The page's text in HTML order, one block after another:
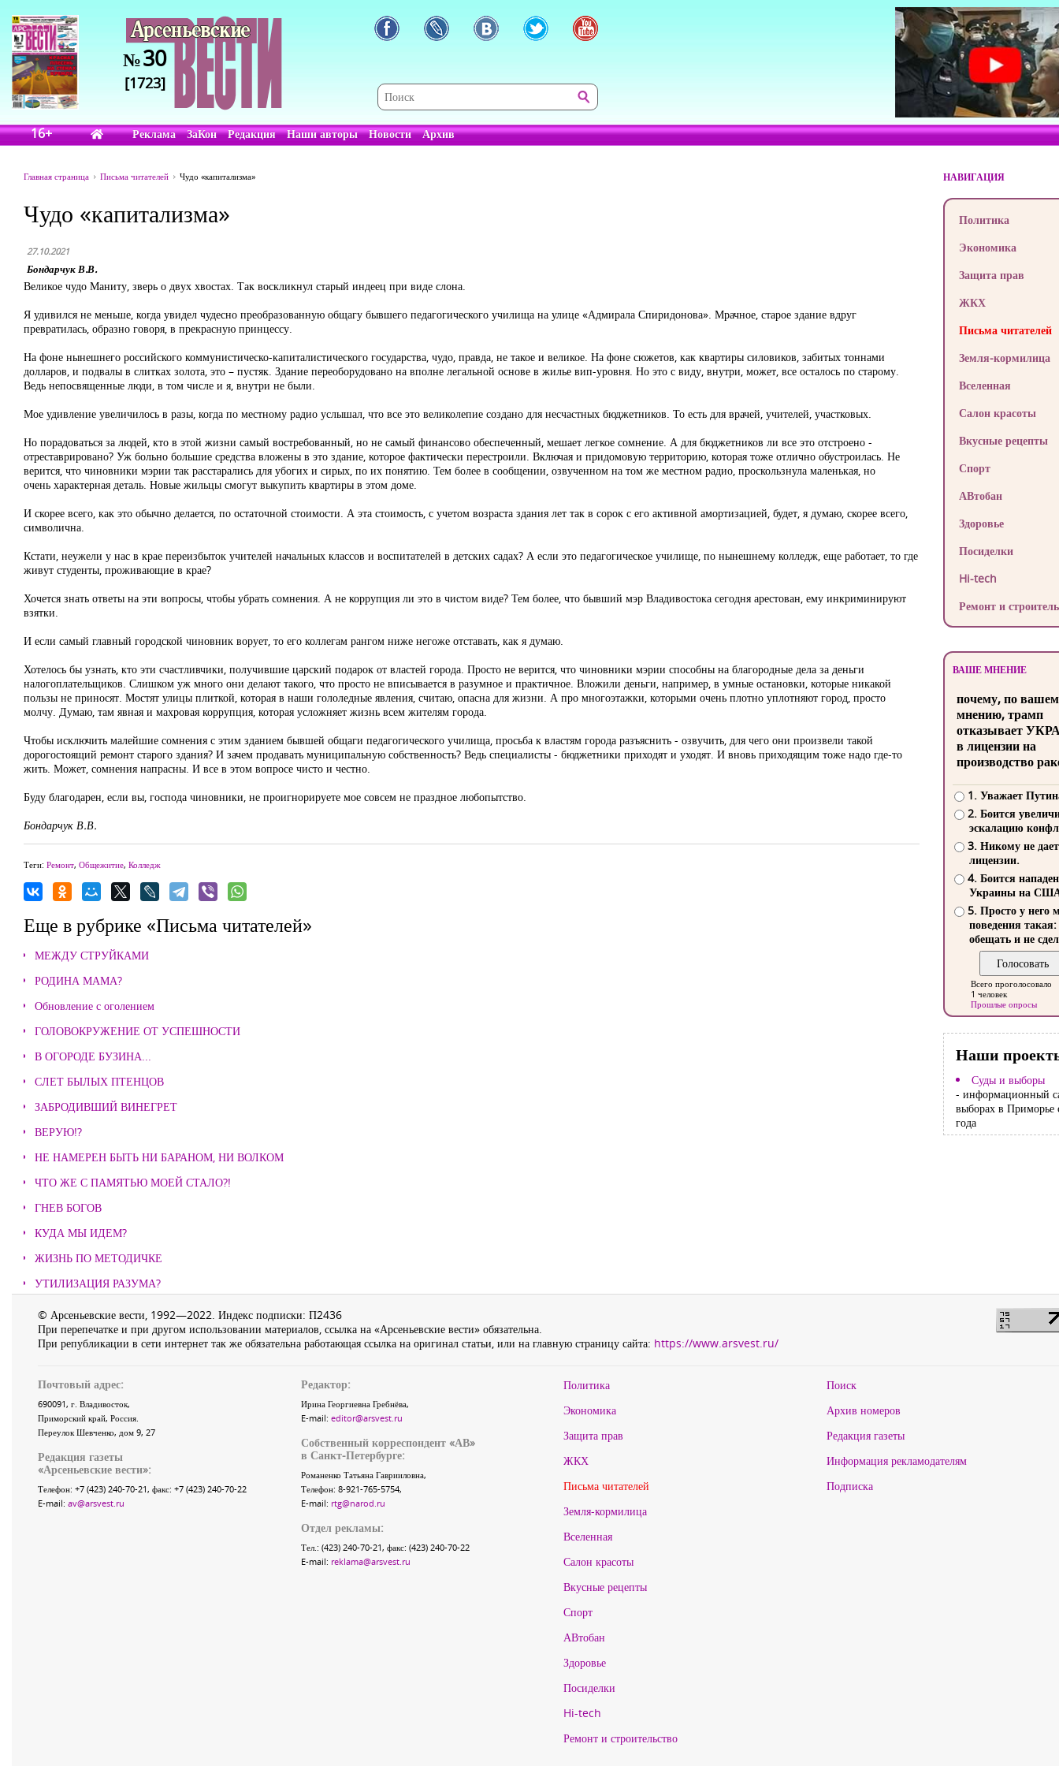
№30
[1723]
16+ Реклама ЗаКон Редакция Наши авторы Новости Архив
Главная страница Письма читателей Чудо «капитализма»
Чудо «капитализма»
27.10.2021
Бондарчук В.В.
Великое чудо Маниту, зверь о двух хвостах. Так воскликнул старый индеец при виде слона.
Я удивился не меньше, когда увидел чудесно преобразованную общагу бывшего педагогического училища на улице «Адмирала Спиридонова». Мрачное, старое здание вдруг
превратилась, образно говоря, в прекрасную принцессу.
На фоне нынешнего российского коммунистическо-капиталистического государства, чудо, правда, не такое и великое. На фоне сюжетов, как квартиры силовиков, забитых тоннами
долларов, и подвалы в слитках золота, это – пустяк. Здание переоборудовано на вполне легальной основе в жилье вип-уровня. Но это с виду, внутри, может, все осталось по старому.
Ведь непосвященные люди, в том числе и я, внутри не были.
Мое удивление увеличилось в разы, когда по местному радио услышал, что все это великолепие создано для несчастных бюджетников. То есть для врачей, учителей, участковых.
Но порадоваться за людей, кто в этой жизни самый востребованный, но не самый финансово обеспеченный, мешает легкое сомнение. А для бюджетников ли все это отстроено -
отреставрировано? Уж больно большие средства вложены в это здание, которое фактически перестроили. Включая и придомовую территорию, которая тоже отлично обустроилась. Не
верится, что чиновники мэрии так расстарались для убогих и сирых, по их понятию. Тем более в сообщении, озвученном на том же местном радио, проскользнула маленькая, но
очень характерная деталь. Новые жильцы смогут выкупить квартиры в этом доме.
И скорее всего, как это обычно делается, по остаточной стоимости. А эта стоимость, с учетом возраста здания лет так в сорок с его активной амортизацией, будет, я думаю, скорее всего,
символична.
Кстати, неужели у нас в крае переизбыток учителей начальных классов и воспитателей в детских садах? А если это педагогическое училище, по нынешнему колледж, еще работает, то где
живут студенты, проживающие в крае?
Хочется знать ответы на эти вопросы, чтобы убрать сомнения. А не коррупция ли это в чистом виде? Тем более, что бывший мэр Владивостока сегодня арестован, ему инкриминируют
взятки.
И если самый главный городской чиновник ворует, то его коллегам рангом ниже негоже отставать, как я думаю.
Хотелось бы узнать, кто эти счастливчики, получившие царский подарок от властей города. Просто не верится, что чиновники мэрии способны на благородные дела за деньги
налогоплательщиков. Слишком уж много они делают такого, что просто не вписывается в разумное и практичное. Вложили деньги, например, в умные остановки, которые никакой
пользы не приносят. Мостят улицы плиткой, которая в наши гололедные явления, считаю, опасна для жизни. А про многоэтажки, которыми очень плотно уплотняют город, просто
молчу. Думаю, там явная и махровая коррупция, которая усложняет жизнь всем жителям города.
Чтобы исключить малейшие сомнения с этим зданием бывшей общаги педагогического училища, просьба к властям города разъяснить - озвучить, для чего они произвели такой
дорогостоящий ремонт старого здания? И зачем продавать муниципальную собственность? Ведь специалисты - бюджетники приходят и уходят. И вновь приходящим тоже надо где-то
жить. Может, сомнения напрасны. И все в этом вопросе чисто и честно.
Буду благодарен, если вы, господа чиновники, не проигнорируете мое совсем не праздное любопытство.
Бондарчук В.В.
Теги: Ремонт, Общежитие, Колледж
Еще в рубрике «Письма читателей»
МЕЖДУ СТРУЙКАМИ
РОДИНА МАМА?
Обновление с оголением
ГОЛОВОКРУЖЕНИЕ ОТ УСПЕШНОСТИ
В ОГОРОДЕ БУЗИНА...
СЛЕТ БЫЛЫХ ПТЕНЦОВ
ЗАБРОДИВШИЙ ВИНЕГРЕТ
ВЕРУЮ!?
НЕ НАМЕРЕН БЫТЬ НИ БАРАНОМ, НИ ВОЛКОМ
ЧТО ЖЕ С ПАМЯТЬЮ МОЕЙ СТАЛО?!
ГНЕВ БОГОВ
КУДА МЫ ИДЕМ?
ЖИЗНЬ ПО МЕТОДИЧКЕ
УТИЛИЗАЦИЯ РАЗУМА?
НАВИГАЦИЯ
Политика
Экономика
Защита прав
ЖКХ
Письма читателей
Земля-кормилица
Вселенная
Салон красоты
Вкусные рецепты
Спорт
АВтобан
Здоровье
Посиделки
Hi-tech
Ремонт и
ВАШЕ МНЕНИЕ
почему, по
мнению, трамп
отказывает
в лицензии на
производство
1. Уважает
2. Боится
эскалацию
3. Никому не
лицензии.
4. Боится
Украины на
5. Просто у него
поведения такая:
обещать и не
Всего проголосовало
1 человек
Прошлые опросы
Наши
Суды и выборы
- информационный
выборах в Приморье
года
© Арсеньевские вести, 1992—2022. Индекс подписки: П2436
При перепечатке и при другом использовании материалов, ссылка на «Арсеньевские вести» обязательна.
При републикации в сети интернет так же обязательна работающая ссылка на оригинал статьи, или на главную страницу сайта: https://www.arsvest.ru/
Почтовый адрес:
690091, г. Владивосток,
Приморский край, Россия.
Переулок Шевченко, дом 9, 27
Редакция газеты
«Арсеньевские вести»:
Телефон: +7 (423) 240-70-21, факс: +7 (423) 240-70-22
E-mail: av@arsvest.ru
Редактор:
Ирина Георгиевна Гребнёва,
E-mail: editor@arsvest.ru
Собственный корреспондент «АВ»
в Санкт-Петербурге:
Романенко Татьяна Гаврииловна,
Телефон: 8-921-765-5754,
E-mail: rtg@narod.ru
Отдел рекламы:
Тел.: (423) 240-70-21, факс: (423) 240-70-22
E-mail: reklama@arsvest.ru
Политика
Экономика
Защита прав
ЖКХ
Письма читателей
Земля-кормилица
Вселенная
Салон красоты
Вкусные рецепты
Спорт
АВтобан
Здоровье
Посиделки
Hi-tech
Ремонт и строительство
Поиск
Архив номеров
Редакция газеты
Информация рекламодателям
Подписка